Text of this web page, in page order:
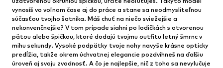
vynosíš vo voľnom čase aj do práce a stane sa neodmysliteľnou
súčasťou tvojho šatníka. Máš chuť na niečo sviežejšie a
nekonvenčnejšie? V tom prípade siahni po lodičkách s otvorenou
pätou alebo špičkou, ktoré dodajú tvojmu outfitu letný šmrnc v
mihu sekundy. Vysoké podpätky tvoje nohy navyše krásne opticky
predĺžia, takže okrem úchvatnej elegancie pozdvihneš na ďalšiu
úroveň aj svoju zvodnosť. A čo je najlepšie, nič z toho sa nevylučuje